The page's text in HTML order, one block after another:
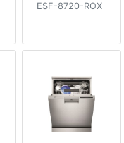
ESF-8720-ROX